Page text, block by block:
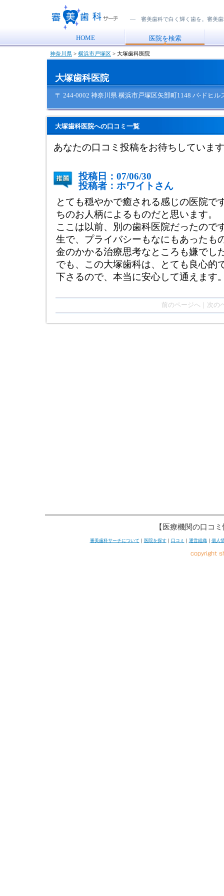
― 審美歯科で白く輝く歯を。審美
HOME 医院を検索
神奈川県 > 横浜市戸塚区 > 大塚歯科医院
大塚歯科医院
〒 244-0002 神奈川県 横浜市戸塚区矢部町1148 バ-ドヒル
大塚歯科医院への口コミ一覧
あなたの口コミ投稿をお待ちしています
投稿日：07/06/30
投稿者：ホワイトさん
とても穏やかで癒される感じの医院で
ちのお人柄によるものだと思います。
ここは以前、別の歯科医院だったので
生で、プライバシーもなにもあったも
金のかかる治療思考なところも嫌でし
でも、この大塚歯科は、とても良心的
下さるので、本当に安心して通えます
前のページへ｜次の
【医療機関の口コ
審美歯科サーチについて ｜ 医院を探す｜ 口コミ ｜ 運営組織｜ 個人